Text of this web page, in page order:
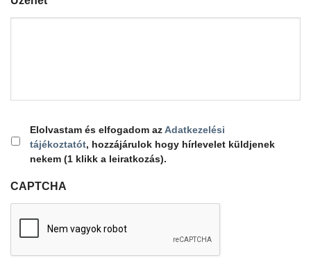
Elolvastam és elfogadom azAdatkezelési
tájékoztatót, hozzájárulok hogy hírlevelet küldjenek
nekem (1 klikk a leiratkozás).
CAPTCHA